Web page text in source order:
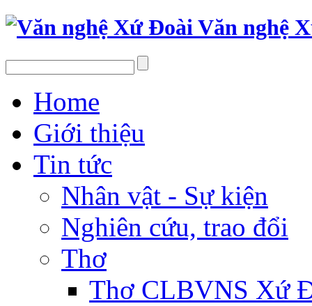
Văn nghệ
Home
Giới thiệu
Tin tức
Nhân vật - Sự kiện
Nghiên cứu, trao đổi
Thơ
Thơ CLBVNS Xứ